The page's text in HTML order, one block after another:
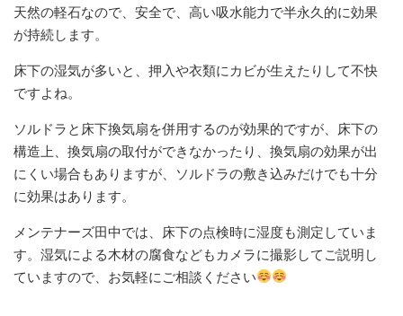
天然の軽石なので、安全で、高い吸水能力で半永久的に効果
が持続します。
床下の湿気が多いと、押入や衣類にカビが生えたりして不快
ですよね。
ソルドラと床下換気扇を併用するのが効果的ですが、床下の
構造上、換気扇の取付ができなかったり、換気扇の効果が出
にくい場合もありますが、ソルドラの敷き込みだけでも十分
に効果はあります。
メンテナーズ田中では、床下の点検時に湿度も測定していま
す。湿気による木材の腐食などもカメラに撮影してご説明し
ていますので、お気軽にご相談ください